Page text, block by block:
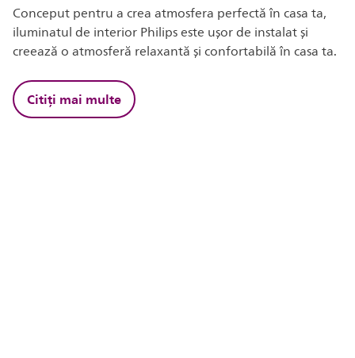
Conceput pentru a crea atmosfera perfectă în casa ta,
iluminatul de interior Philips este ușor de instalat și
creează o atmosferă relaxantă și confortabilă în casa ta.
Citiți mai multe